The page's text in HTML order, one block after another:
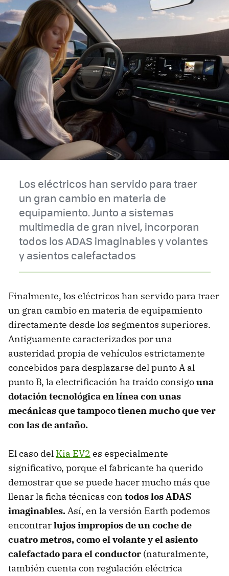
Los eléctricos han servido para traer
un gran cambio en materia de
equipamiento. Junto a sistemas
multimedia de gran nivel, incorporan
todos los ADAS imaginables y volantes
y asientos calefactados
Finalmente, los eléctricos han servido para traer
un gran cambio en materia de equipamiento
directamente desde los segmentos superiores.
Antiguamente caracterizados por una
austeridad propia de vehículos estrictamente
concebidos para desplazarse del punto A al
punto B, la electrificación ha traído consigouna
dotación tecnológica en línea con unas
mecánicas que tampoco tienen mucho que ver
con las de antaño.
El caso del Kia EV2 es especialmente
significativo, porque el fabricante ha querido
demostrar que se puede hacer mucho más que
llenar la ficha técnicas con todos los ADAS
imaginables.Así, en la versión Earth podemos
encontrarlujos impropios de un coche de
cuatro metros, como el volante y el asiento
calefactado para el conductor (naturalmente,
también cuenta con regulación eléctrica